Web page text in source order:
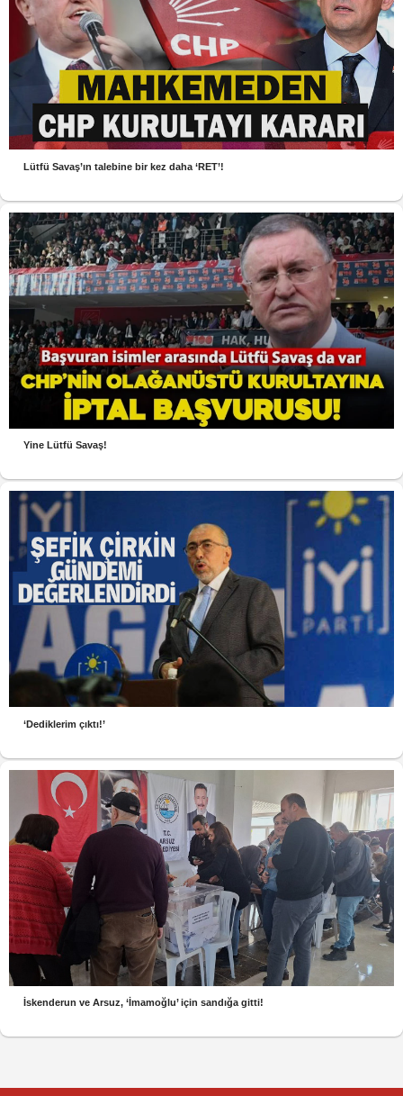
Lütfü Savaş’ın talebine bir kez daha ‘RET’!
Yine Lütfü Savaş!
‘Dediklerim çıktı!’
İskenderun ve Arsuz, ‘İmamoğlu’ için sandığa gitti!